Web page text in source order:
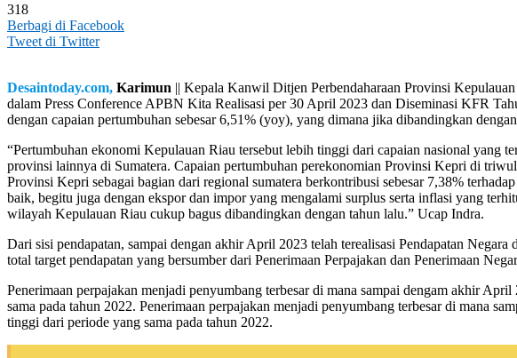
318
Berbagi di Facebook
Tweet di Twitter
Desaintoday.com, Karimun || Kepala Kanwil Ditjen Perbendaharaan Provinsi
dalam Press Conference APBN Kita Realisasi per 30 April 2023 dan Diseminasi KFR
dengan capaian pertumbuhan sebesar 6,51% (yoy), yang dimana jika dibandingkan
“Pertumbuhan ekonomi Kepulauan Riau tersebut lebih tinggi dari capaian nasional yang
provinsi lainnya di Sumatera. Capaian pertumbuhan perekonomian Provinsi Kepri di
Provinsi Kepri sebagai bagian dari regional sumatera berkontribusi sebesar 7,38%
baik, begitu juga dengan ekspor dan impor yang mengalami surplus serta inflasi yang
wilayah Kepulauan Riau cukup bagus dibandingkan dengan tahun lalu.” Ucap Indra.
Dari sisi pendapatan, sampai dengan akhir April 2023 telah terealisasi Pendapatan
total target pendapatan yang bersumber dari Penerimaan Perpajakan dan Penerimaan
Penerimaan perpajakan menjadi penyumbang terbesar di mana sampai dengam akhir
sama pada tahun 2022. Penerimaan perpajakan menjadi penyumbang terbesar di mana
tinggi dari periode yang sama pada tahun 2022.